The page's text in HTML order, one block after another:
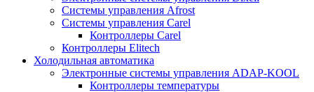
Системы управления Afrost
Системы управления Carel
Контроллеры Carel
Контроллеры Elitech
Холодильная автоматика
Электронные системы управления ADAP-KOOL
Контроллеры температуры